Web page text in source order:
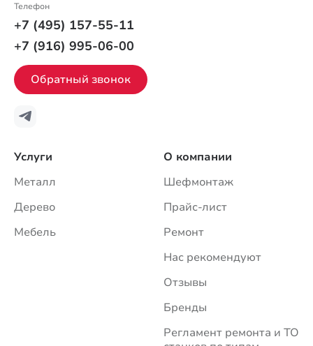
Услуги
Металл
Дерево
Мебель
О компании
Шефмонтаж
Прайс-лист
Ремонт
Нас рекомендуют
Отзывы
Бренды
Регламент ремонта и ТО
Телефон
+7 (495) 157-55-11
+7 (916) 995-06-00
Обратный звонок